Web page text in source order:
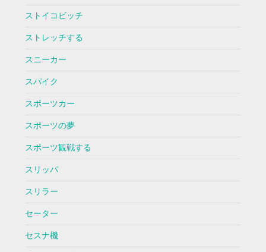
ストイコビッチ
ストレッチする
スニーカー
スパイク
スポーツカー
スポーツの夢
スポーツ観戦する
スリッパ
スリラー
セーター
セスナ機